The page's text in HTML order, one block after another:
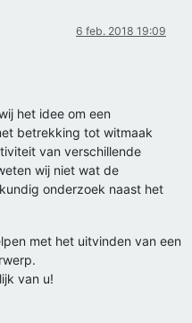
6 feb. 2018 19:09
het idee om een
betrekking tot witmaak
van verschillende
wij niet wat de
onderzoek naast het
met het uitvinden van een
van u!